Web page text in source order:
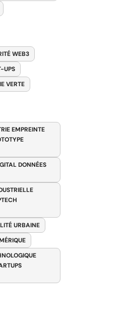
WEB3
UPS
VERTE
EMPREINTE
DONNÉES
URBAINE